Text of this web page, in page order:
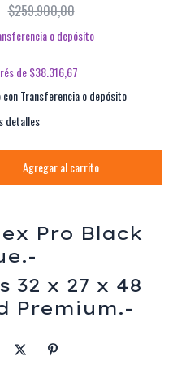
$259.900,00
o depósito
de$38.316,67
Transferencia o depósito
detalles
Pro Black
32 x 27 x 48
Premium.-